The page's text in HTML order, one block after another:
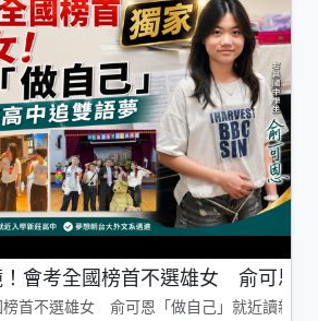
會考全國榜首不選雄女 俞可恩
榜首不選雄女 俞可恩「做自己」就近讀新莊